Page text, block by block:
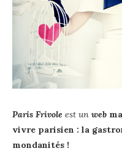
Paris Frivole est un web
vivre parisien : la
mondanités !